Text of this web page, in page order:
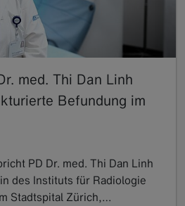
med. Thi Dan Linh
Befundung im
PD Dr. med. Thi Dan Linh
des Instituts für Radiologie
Stadtspital Zürich,…